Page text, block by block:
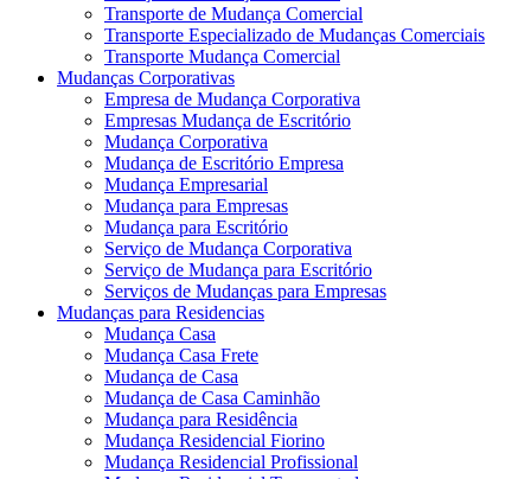
Transporte de Mudança Comercial
Transporte Especializado de Mudanças Comerciais
Transporte Mudança Comercial
Mudanças Corporativas
Empresa de Mudança Corporativa
Empresas Mudança de Escritório
Mudança Corporativa
Mudança de Escritório Empresa
Mudança Empresarial
Mudança para Empresas
Mudança para Escritório
Serviço de Mudança Corporativa
Serviço de Mudança para Escritório
Serviços de Mudanças para Empresas
Mudanças para Residencias
Mudança Casa
Mudança Casa Frete
Mudança de Casa
Mudança de Casa Caminhão
Mudança para Residência
Mudança Residencial Fiorino
Mudança Residencial Profissional